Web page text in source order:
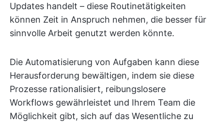
Updates handelt – diese Routinetätigkeiten
können Zeit in Anspruch nehmen, die besser für
sinnvolle Arbeit genutzt werden könnte.
Die Automatisierung von Aufgaben kann diese
Herausforderung bewältigen, indem sie diese
Prozesse rationalisiert, reibungslosere
Workflows gewährleistet und Ihrem Team die
Möglichkeit gibt, sich auf das Wesentliche zu